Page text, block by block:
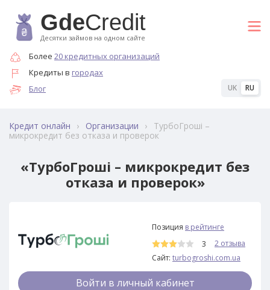
GdeCredit
Десятки займов на одном сайте
Более 20 кредитных организаций
Кредиты в городах
Блог
UK RU
Кредит онлайн › Организации ›
ТурбоГроші –
микрокредит без отказа и проверок
«ТурбоГроші – микрокредит без
отказа и проверок»
Позиция в рейтинге
3
2 отзыва
Сайт: turbogroshi.com.ua
Войти в личный кабинет